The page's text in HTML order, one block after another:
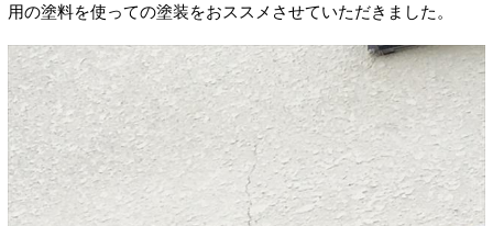
用の塗料を使っての塗装をおススメさせていただきました。